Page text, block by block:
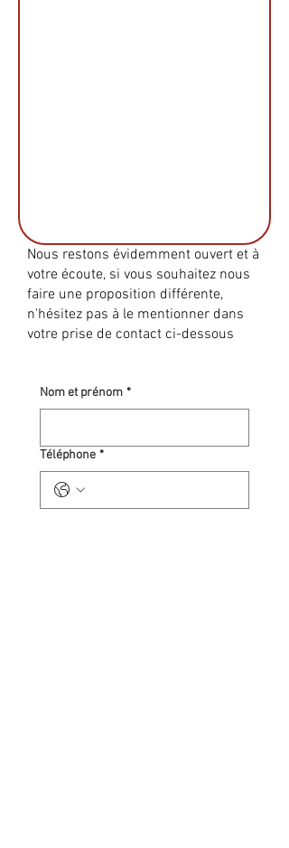
Nous restons évidemment ouvert et à
votre écoute, si vous souhaitez nous
faire une proposition différente,
n'hésitez pas à le mentionner dans
votre prise de contact ci-dessous
Nom et prénom *
Téléphone *